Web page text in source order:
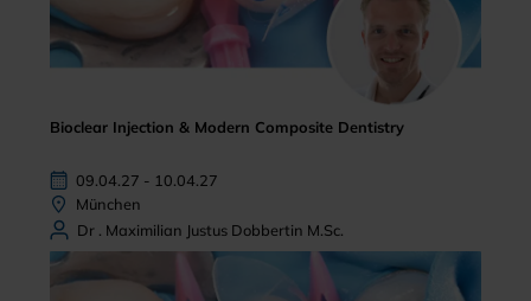
Bioclear Injection & Modern Composite Dentistry
09.04.27 - 10.04.27
München
Dr . Maximilian Justus Dobbertin M.Sc.